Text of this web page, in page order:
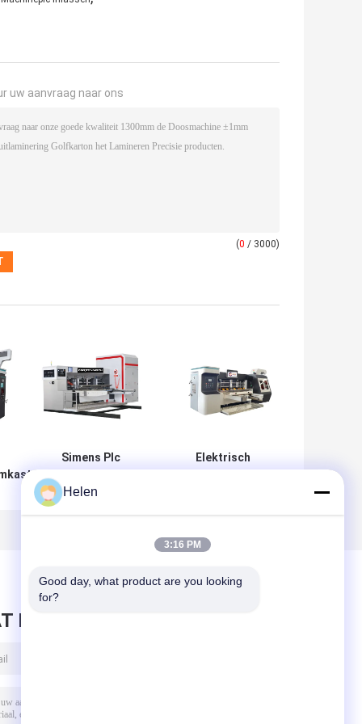
uw aanvraag naar ons
(0 / 3000)
Simens Plc
gegolfde
kartonnen doos
Elektrisch
met gegolfde
BERICHT ACHTER
Helen
3:16 PM
Good day, what product are you looking
for?